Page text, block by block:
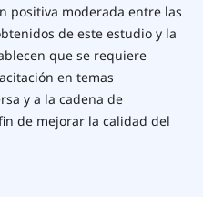
positiva moderada entre las
de este estudio y la
que se requiere
en temas
y a la cadena de
de mejorar la calidad del